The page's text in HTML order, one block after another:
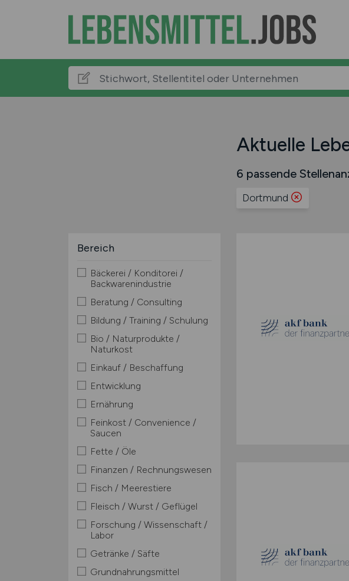
Aktuelle
6 passende
Dortmund
Bereich
Bäckerei / Konditorei /
Backwarenindustrie
Beratung / Consulting
Bildung / Training / Schulung
Bio / Naturprodukte /
Naturkost
Einkauf / Beschaffung
Entwicklung
Ernährung
Feinkost / Convenience /
Saucen
Fette / Öle
Finanzen / Rechnungswesen
Fisch / Meerestiere
Fleisch / Wurst / Geflügel
Forschung / Wissenschaft /
Labor
Getränke / Säfte
Grundnahrungsmittel